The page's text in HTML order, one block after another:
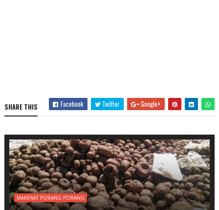
SHARE THIS Facebook Twitter Google+
MANFAAT PORANG PORANG